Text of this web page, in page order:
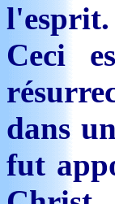
l'esprit.
Ceci
dans
fut